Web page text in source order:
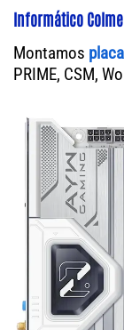
Informático
Montamos
PRIME, CSM,